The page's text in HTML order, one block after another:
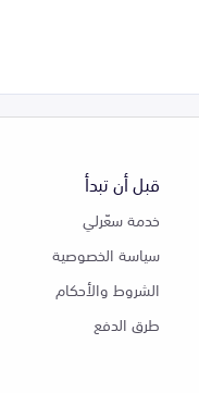
قبل أن تبدأ
خدمة سعّرلي
سياسة الخصوصية
الشروط والأحكام
طرق الدفع